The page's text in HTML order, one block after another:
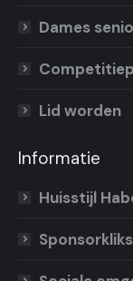
Dames
Lid worden
Informatie
Huisstijl
Sponsorkliks